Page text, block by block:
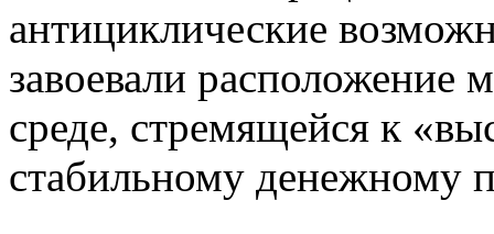
антициклические
завоевали расположение
среде, стремящейся к
стабильному денежному